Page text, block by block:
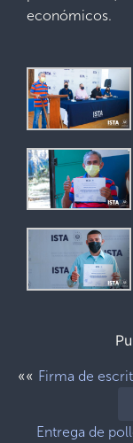
económicos.
«« Firma de
Entrega de